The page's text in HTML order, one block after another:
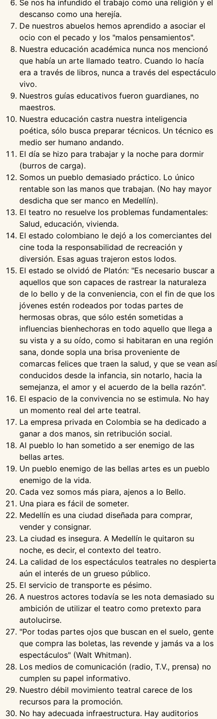
Se nos ha infundido el trabajo como una religión y el
descanso como una herejía.
De nuestros abuelos hemos aprendido a asociar el
ocio con el pecado y los "malos pensamientos".
Nuestra educación académica nunca nos mencionó
que había un arte llamado teatro. Cuando lo hacía
era a través de libros, nunca a través del espectáculo
vivo.
Nuestros guías educativos fueron guardianes, no
maestros.
Nuestra educación castra nuestra inteligencia
poética, sólo busca preparar técnicos. Un técnico es
medio ser humano andando.
El día se hizo para trabajar y la noche para dormir
(burros de carga).
Somos un pueblo demasiado práctico. Lo único
rentable son las manos que trabajan. (No hay mayor
desdicha que ser manco en Medellín).
El teatro no resuelve los problemas fundamentales:
Salud, educación, vivienda.
El estado colombiano le dejó a los comerciantes del
cine toda la responsabilidad de recreación y
diversión. Esas aguas trajeron estos lodos.
El estado se olvidó de Platón: "Es necesario buscar a
aquellos que son capaces de rastrear la naturaleza
de lo bello y de la conveniencia, con el fin de que los
jóvenes estén rodeados por todas partes de
hermosas obras, que sólo estén sometidas a
influencias bienhechoras en todo aquello que llega a
su vista y a su oído, como si habitaran en una región
sana, donde sopla una brisa proveniente de
comarcas felices que traen la salud, y que se vean así
conducidos desde la infancia, sin notarlo, hacia la
semejanza, el amor y el acuerdo de la bella razón".
El espacio de la convivencia no se estimula. No hay
un momento real del arte teatral.
La empresa privada en Colombia se ha dedicado a
ganar a dos manos, sin retribución social.
Al pueblo lo han sometido a ser enemigo de las
bellas artes.
Un pueblo enemigo de las bellas artes es un pueblo
enemigo de la vida.
Cada vez somos más piara, ajenos a lo Bello.
Una piara es fácil de someter.
Medellín es una ciudad diseñada para comprar,
vender y consignar.
La ciudad es insegura. A Medellín le quitaron su
noche, es decir, el contexto del teatro.
La calidad de los espectáculos teatrales no despierta
aún el interés de un grueso público.
El servicio de transporte es pésimo.
A nuestros actores todavía se les nota demasiado su
ambición de utilizar el teatro como pretexto para
autolucirse.
"Por todas partes ojos que buscan en el suelo, gente
que compra las boletas, las revende y jamás va a los
espectáculos" (Walt Whitman).
Los medios de comunicación (radio, T.V., prensa) no
cumplen su papel informativo.
Nuestro débil movimiento teatral carece de los
recursos para la promoción.
No hay adecuada infraestructura. Hay auditorios